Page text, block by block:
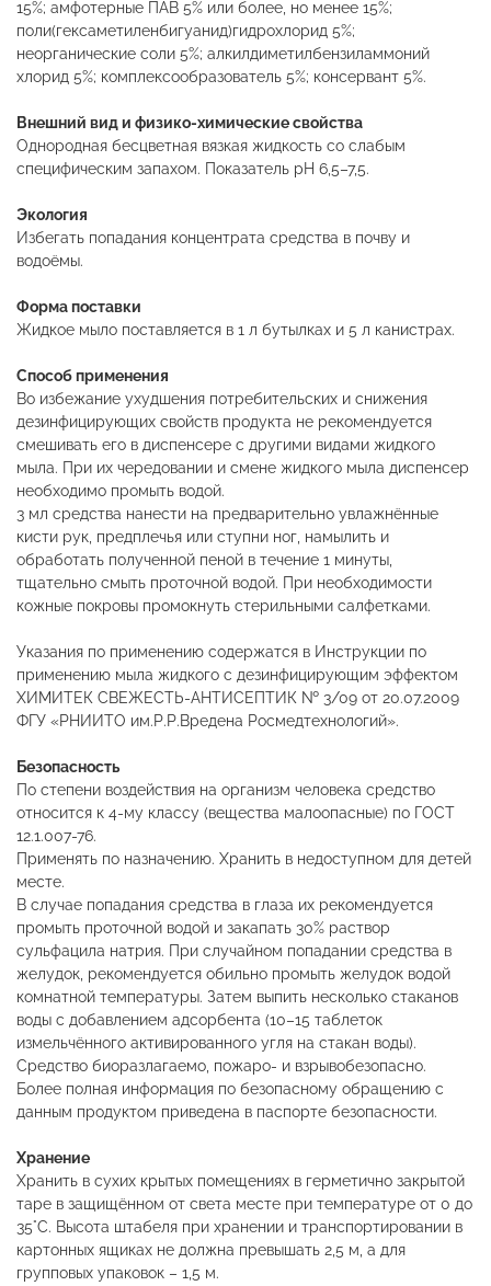
15%; амфотерные ПАВ 5% или более, но менее 15%;
поли(гексаметиленбигуанид)гидрохлорид 5%;
неорганические соли 5%; алкилдиметилбензиламмоний
хлорид 5%; комплексообразователь 5%; консервант 5%.
Внешний вид и физико-химические свойства
Однородная бесцветная вязкая жидкость со слабым
специфическим запахом. Показатель pH 6,5–7,5.
Экология
Избегать попадания концентрата средства в почву и
водоёмы.
Форма поставки
Жидкое мыло поставляется в 1 л бутылках и 5 л канистрах.
Способ применения
Во избежание ухудшения потребительских и снижения
дезинфицирующих свойств продукта не рекомендуется
смешивать его в диспенсере с другими видами жидкого
мыла. При их чередовании и смене жидкого мыла диспенсер
необходимо промыть водой.
3 мл средства нанести на предварительно увлажнённые
кисти рук, предплечья или ступни ног, намылить и
обработать полученной пеной в течение 1 минуты,
тщательно смыть проточной водой. При необходимости
кожные покровы промокнуть стерильными салфетками.
Указания по применению содержатся в Инструкции по
применению мыла жидкого с дезинфицирующим эффектом
ХИМИТЕК СВЕЖЕСТЬ-АНТИСЕПТИК № 3/09 от 20.07.2009
ФГУ «РНИИТО им.Р.Р.Вредена Росмедтехнологий».
Безопасность
По степени воздействия на организм человека средство
относится к 4-му классу (вещества малоопасные) по ГОСТ
12.1.007-76.
Применять по назначению. Хранить в недоступном для детей
месте.
В случае попадания средства в глаза их рекомендуется
промыть проточной водой и закапать 30% раствор
сульфацила натрия. При случайном попадании средства в
желудок, рекомендуется обильно промыть желудок водой
комнатной температуры. Затем выпить несколько стаканов
воды с добавлением адсорбента (10–15 таблеток
измельчённого активированного угля на стакан воды).
Средство биоразлагаемо, пожаро- и взрывобезопасно.
Более полная информация по безопасному обращению с
данным продуктом приведена в паспорте безопасности.
Хранение
Хранить в сухих крытых помещениях в герметично закрытой
таре в защищённом от света месте при температуре от 0 до
35°C. Высота штабеля при хранении и транспортировании в
картонных ящиках не должна превышать 2,5 м, а для
групповых упаковок – 1,5 м.